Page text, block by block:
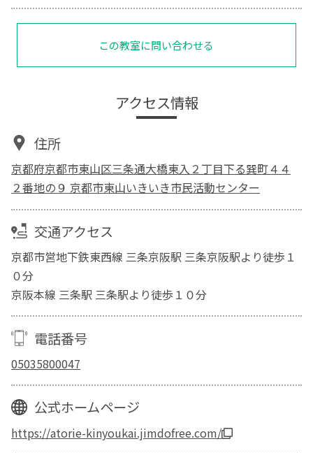
この教室に問い合わせる
アクセス情報
住所
京都府京都市東山区三条通大橋東入２丁目下る巽町４４
２番地の９ 京都市東山いきいき市民活動センター
交通アクセス
京都市営地下鉄東西線 三条京阪駅 三条京阪駅より徒歩１
０分
京阪本線 三条駅 三条駅より徒歩１０分
電話番号
05035800047
公式ホームページ
https://atorie-kinyoukai.jimdofree.com/